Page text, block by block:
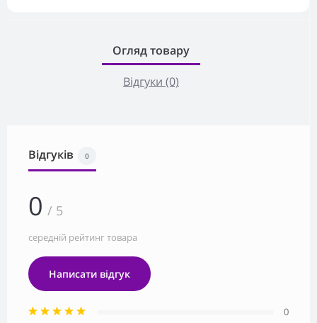
Огляд товару
Відгуки (0)
Відгуків 0
0 / 5
середній рейтинг товара
Написати відгук
0